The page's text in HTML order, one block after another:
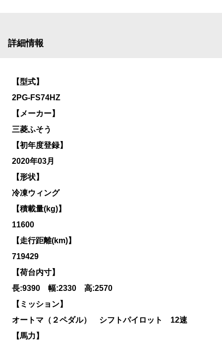
詳細情報
【型式】
2PG-FS74HZ
【メーカー】
三菱ふそう
【初年度登録】
2020年03月
【形状】
冷凍ウィング
【積載量(kg)】
11600
【走行距離(km)】
719429
【荷台内寸】
長:9390 幅:2330 高:2570
【ミッション】
オートマ（２ペダル） シフトパイロット 12速
【馬力】